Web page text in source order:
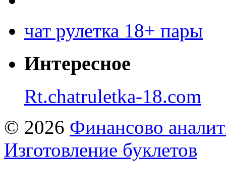
чат рулетка 18+ пары
Интересное
Rt.chatruletka-18.com
© 2026 Финансово
Изготовление буклетов